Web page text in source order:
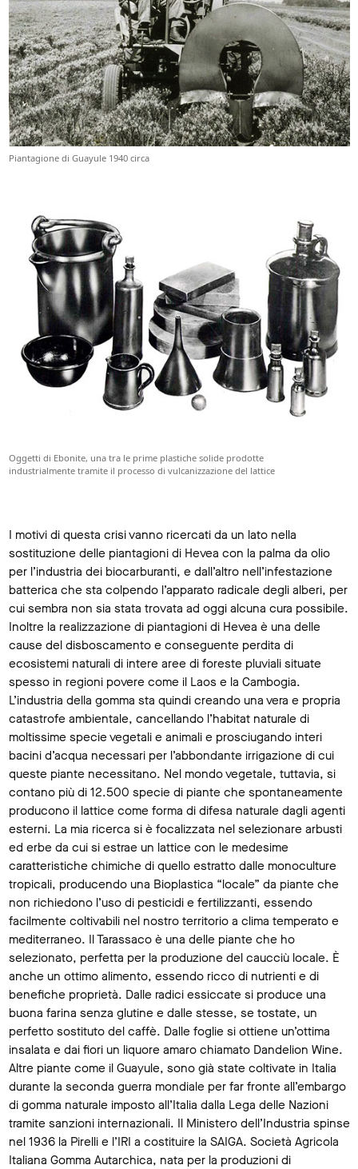
Piantagione di Guayule 1940 circa
Oggetti di Ebonite, una tra le prime plastiche solide prodotte
industrialmente tramite il processo di vulcanizzazione del lattice
I motivi di questa crisi vanno ricercati da un lato nella
sostituzione delle piantagioni di Hevea con la palma da olio
per l’industria dei biocarburanti, e dall’altro nell’infestazione
batterica che sta colpendo l’apparato radicale degli alberi, per
cui sembra non sia stata trovata ad oggi alcuna cura possibile.
Inoltre la realizzazione di piantagioni di Hevea è una delle
cause del disboscamento e conseguente perdita di
ecosistemi naturali di intere aree di foreste pluviali situate
spesso in regioni povere come il Laos e la Cambogia.
L’industria della gomma sta quindi creando una vera e propria
catastrofe ambientale, cancellando l’habitat naturale di
moltissime specie vegetali e animali e prosciugando interi
bacini d’acqua necessari per l’abbondante irrigazione di cui
queste piante necessitano. Nel mondo vegetale, tuttavia, si
contano più di 12.500 specie di piante che spontaneamente
producono il lattice come forma di difesa naturale dagli agenti
esterni. La mia ricerca si è focalizzata nel selezionare arbusti
ed erbe da cui si estrae un lattice con le medesime
caratteristiche chimiche di quello estratto dalle monoculture
tropicali, producendo una Bioplastica “locale” da piante che
non richiedono l’uso di pesticidi e fertilizzanti, essendo
facilmente coltivabili nel nostro territorio a clima temperato e
mediterraneo. Il Tarassaco è una delle piante che ho
selezionato, perfetta per la produzione del caucciù locale. È
anche un ottimo alimento, essendo ricco di nutrienti e di
benefiche proprietà. Dalle radici essiccate si produce una
buona farina senza glutine e dalle stesse, se tostate, un
perfetto sostituto del caffè. Dalle foglie si ottiene un’ottima
insalata e dai fiori un liquore amaro chiamato Dandelion Wine.
Altre piante come il Guayule, sono già state coltivate in Italia
durante la seconda guerra mondiale per far fronte all’embargo
di gomma naturale imposto all’Italia dalla Lega delle Nazioni
tramite sanzioni internazionali. Il Ministero dell’Industria spinse
nel 1936 la Pirelli e l’IRI a costituire la SAIGA. Società Agricola
Italiana Gomma Autarchica, nata per la produzioni di